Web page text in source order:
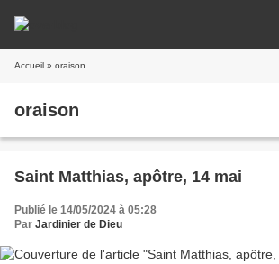
Accueil » oraison
oraison
Saint Matthias, apôtre, 14 mai
Publié le 14/05/2024 à 05:28
Par Jardinier de Dieu